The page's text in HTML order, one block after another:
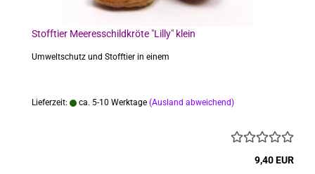
Stofftier Meeresschildkröte "Lilly" klein
Umweltschutz und Stofftier in einem
Lieferzeit: ca. 5-10 Werktage (Ausland abweichend)
9,40 EUR